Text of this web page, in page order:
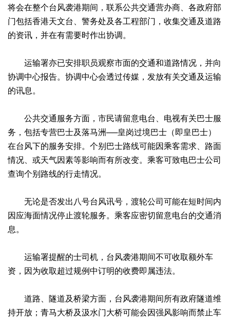
将会在整个台风袭港期间，联系公共交通营办商、各政府部
门包括香港天文台、警务处及各工程部门，收集交通及道路
的资讯，并在有需要时作出协调。
运输署亦已安排职员观察市面的交通和道路情况，并向
协调中心报告。协调中心会透过传媒，发放有关交通及运输
的讯息。
公共交通服务方面，市民请留意电台、电视有关巴士服
务，包括专营巴士及落马洲──皇岗过境巴士（即皇巴士）
在台风下的服务安排。个别巴士路线可能因乘客需求、路面
情况、或天气因素等影响而有所改变。乘客可致电巴士公司
查询个别路线的行走情况。
无论是否发出八号台风讯号，渡轮公司可能在短时间内
因应海面情况停止渡轮服务。乘客应密切留意电台的交通消
息。
运输署提醒的士司机，台风袭港期间不可收取额外车
资，因为收取超过规例中订明的收费即属违法。
道路、隧道及桥梁方面，台风袭港期间所有政府隧道维
持开放；青马大桥及汲水门大桥可能会因强风影响而禁止车